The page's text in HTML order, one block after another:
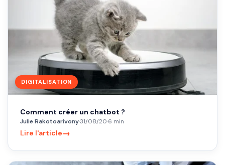
DIGITALISATION
Comment créer un chatbot ?
Julie Rakotoarivony·31/08/20·6 min
Lire l'article→